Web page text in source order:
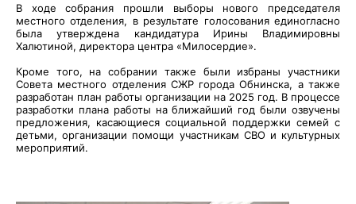
В ходе собрания прошли выборы нового председателя
местного отделения, в результате голосования единогласно
была утверждена кандидатура Ирины Владимировны
Халютиной, директора центра «Милосердие».
Кроме того, на собрании также были избраны участники
Совета местного отделения СЖР города Обнинска, а также
разработан план работы организации на 2025 год. В процессе
разработки плана работы на ближайший год были озвучены
предложения, касающиеся социальной поддержки семей с
детьми, организации помощи участникам СВО и культурных
мероприятий.